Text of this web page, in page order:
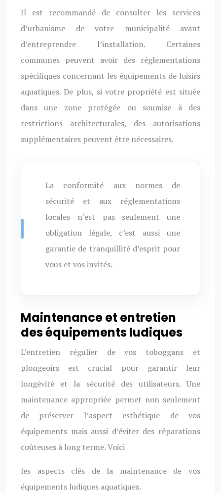
Il est recommandé de consulter les services
d’urbanisme de votre municipalité avant
d’entreprendre l’installation. Certaines
communes peuvent avoir des réglementations
spécifiques concernant les équipements de loisirs
aquatiques. De plus, si votre propriété est située
dans une zone protégée ou soumise à des
restrictions architecturales, des autorisations
supplémentaires peuvent être nécessaires.
La conformité aux normes de
sécurité et aux réglementations
locales n’est pas seulement une
obligation légale, c’est aussi une
garantie de tranquillité d’esprit pour
vous et vos invités.
Maintenance et entretien
des équipements ludiques
L’entretien régulier de vos toboggans et
plongeoirs est crucial pour garantir leur
longévité et la sécurité des utilisateurs. Une
maintenance appropriée permet non seulement
de préserver l’aspect esthétique de vos
équipements mais aussi d’éviter des réparations
coûteuses à long terme. Voici
les aspects clés de la maintenance de vos
équipements ludiques aquatiques.